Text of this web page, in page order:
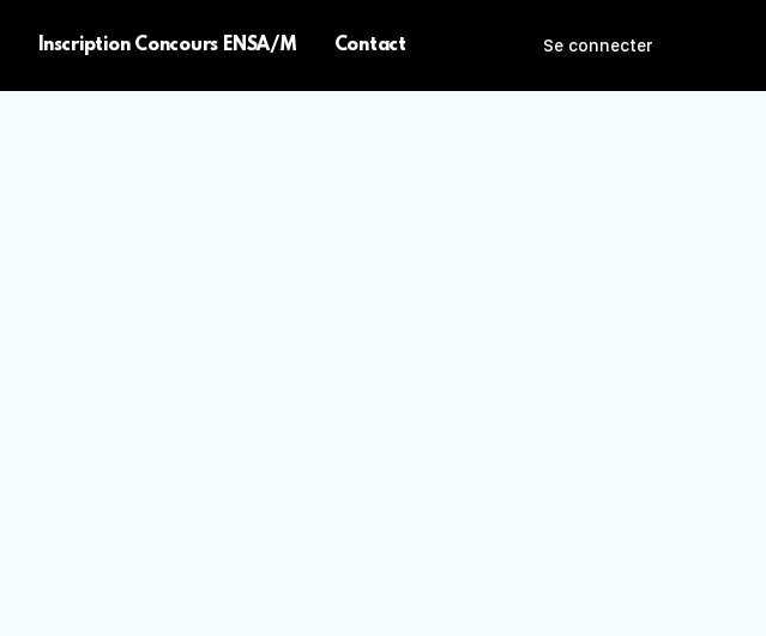
Inscription Concours ENSA/M Contact Se connecter